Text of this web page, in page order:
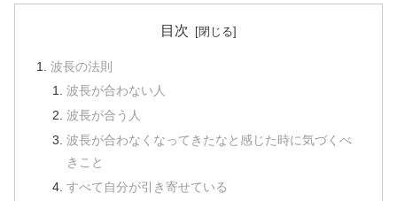
目次
波長の法則
波長が合わない人
波長が合う人
波長が合わなくなってきたなと感じた時に気づくべ
きこと
すべて自分が引き寄せている